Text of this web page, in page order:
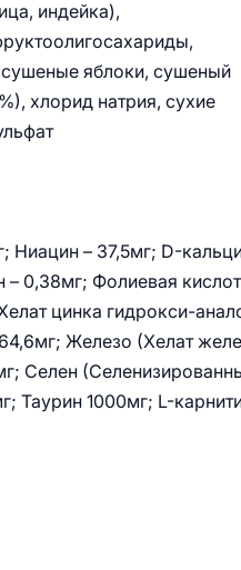
индейка),
яблоки, сушеный
хлорид натрия, сухие
Ниацин – 37,5мг; D-
– 0,38мг; Фолиевая
цинка гидрокси-
Железо (Хелат
Селен
Таурин 1000мг; L-